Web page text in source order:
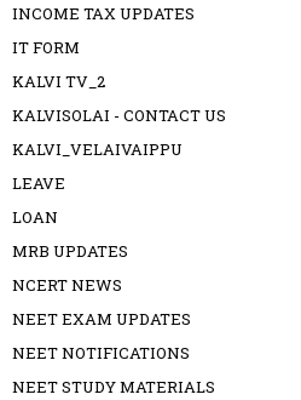
INCOME TAX UPDATES
IT FORM
KALVI TV_2
KALVISOLAI - CONTACT US
KALVI_VELAIVAIPPU
LEAVE
LOAN
MRB UPDATES
NCERT NEWS
NEET EXAM UPDATES
NEET NOTIFICATIONS
NEET STUDY MATERIALS